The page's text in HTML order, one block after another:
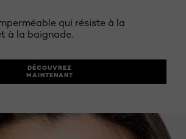
qui résiste à la
à la baignade​.​
DÉCOUVREZ
MAINTENANT